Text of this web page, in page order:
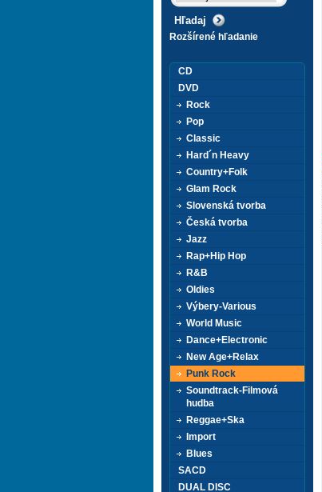
Rozšírené hľadanie
CD
DVD
Rock
Pop
Classic
Hard´n Heavy
Country+Folk
Glam Rock
Slovenská tvorba
Česká tvorba
Jazz
Rap+Hip Hop
R&B
Oldies
Výbery-Various
World Music
Dance+Electronic
New Age+Relax
Punk Rock
Soundtrack-Filmová
hudba
Reggae+Ska
Import
Blues
SACD
DUAL DISC